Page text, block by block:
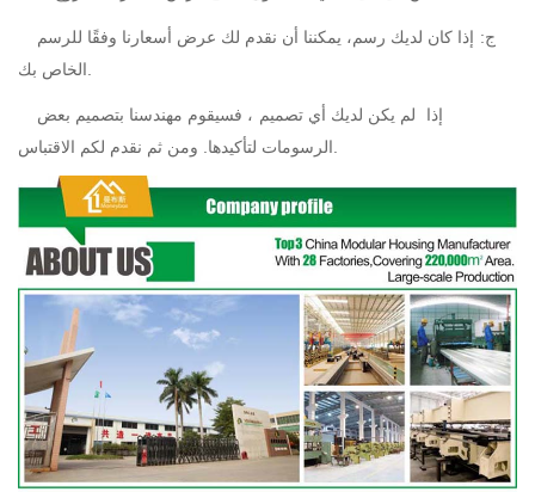
ج: إذا كان لديك رسم، يمكننا أن نقدم لك عرض أسعارنا وفقًا للرسم
إذا لم يكن لديك أي تصميم ، فسيقوم مهندسنا بتصميم بعض